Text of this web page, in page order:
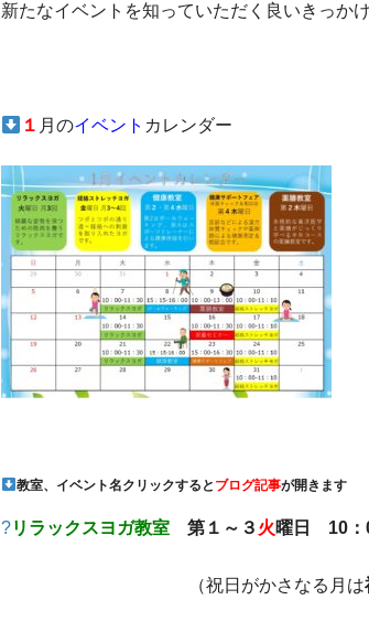
新たなイベントを知っていただく良いきっか
１ 月のイベント カレンダー
教室、イベント名クリックすると ブログ記事が開きます
?リラックスヨガ教室 第１～３ 火曜日 10
（祝日がかさなる月は